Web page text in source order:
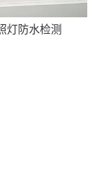
灯防水检测